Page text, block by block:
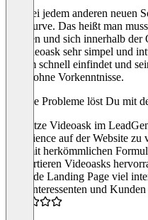
Wie bei jedem anderen neuen
Lernkurve. Das heißt man
machen und sich innerhalb
ist Videoask sehr simpel und
extrem schnell einfindet und
selbst ohne Vorkenntnisse.
Welche Probleme löst Du mit
Ich nutze Videoask im
Experience auf der Website zu
was mit herkömmlichen
konvertieren Videoasks
und jede Landing Page viel
“Mit Interessenten und